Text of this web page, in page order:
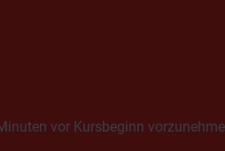
vor Kursbeginn